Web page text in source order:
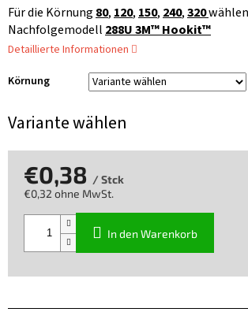
Variante wählen
Körnung
Für die Körnung80,120,150,240,320
Nachfolgemodell288U 3M™ Hookit™
Detaillierte Informationen
€0,38 / Stck
€0,32 ohne MwSt.
In den Warenkorb